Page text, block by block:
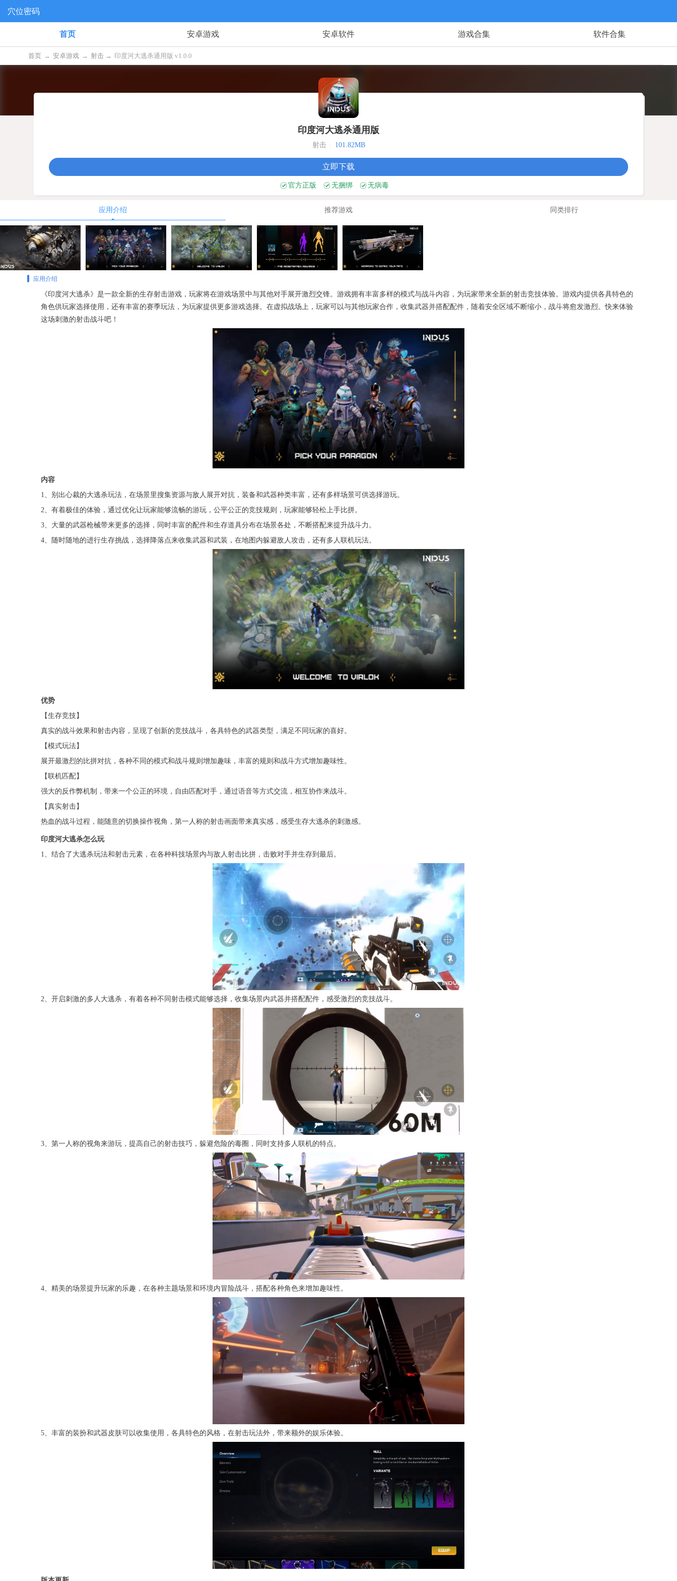
穴位密码
首页 安卓游戏 安卓软件 游戏合集 软件合集
首页 → 安卓游戏 → 射击 → 印度河大逃杀通用版 v1.0.0
印度河大逃杀通用版
射击 101.82MB
立即下载
官方正版 无捆绑 无病毒
应用介绍 推荐游戏 同类排行
应用介绍
《印度河大逃杀》是一款全新的生存射击游戏，玩家将在游戏场景中与其他对手展开激烈交锋。游戏拥有丰富多样的模式与战斗内容，为玩家带来全新的射击竞技体验。游戏内提供各具特色的
角色供玩家选择使用，还有丰富的赛季玩法，为玩家提供更多游戏选择。在虚拟战场上，玩家可以与其他玩家合作，收集武器并搭配配件，随着安全区域不断缩小，战斗将愈发激烈。快来体验
这场刺激的射击战斗吧！
内容
1、别出心裁的大逃杀玩法，在场景里搜集资源与敌人展开对抗，装备和武器种类丰富，还有多样场景可供选择游玩。
2、有着极佳的体验，通过优化让玩家能够流畅的游玩，公平公正的竞技规则，玩家能够轻松上手比拼。
3、大量的武器枪械带来更多的选择，同时丰富的配件和生存道具分布在场景各处，不断搭配来提升战斗力。
4、随时随地的进行生存挑战，选择降落点来收集武器和武装，在地图内躲避敌人攻击，还有多人联机玩法。
优势
【生存竞技】
真实的战斗效果和射击内容，呈现了创新的竞技战斗，各具特色的武器类型，满足不同玩家的喜好。
【模式玩法】
展开最激烈的比拼对抗，各种不同的模式和战斗规则增加趣味，丰富的规则和战斗方式增加趣味性。
【联机匹配】
强大的反作弊机制，带来一个公正的环境，自由匹配对手，通过语音等方式交流，相互协作来战斗。
【真实射击】
热血的战斗过程，能随意的切换操作视角，第一人称的射击画面带来真实感，感受生存大逃杀的刺激感。
印度河大逃杀怎么玩
1、结合了大逃杀玩法和射击元素，在各种科技场景内与敌人射击比拼，击败对手并生存到最后。
2、开启刺激的多人大逃杀，有着各种不同射击模式能够选择，收集场景内武器并搭配配件，感受激烈的竞技战斗。
3、第一人称的视角来游玩，提高自己的射击技巧，躲避危险的毒圈，同时支持多人联机的特点。
4、精美的场景提升玩家的乐趣，在各种主题场景和环境内冒险战斗，搭配各种角色来增加趣味性。
5、丰富的装扮和武器皮肤可以收集使用，各具特色的风格，在射击玩法外，带来额外的娱乐体验。